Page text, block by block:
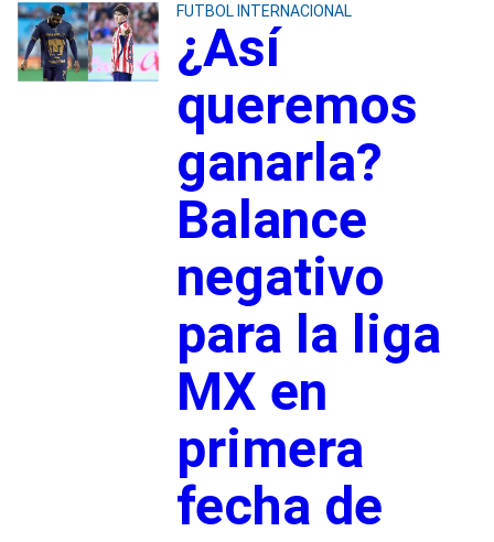
FUTBOL INTERNACIONAL
¿Así
queremos
ganarla?
Balance
negativo
para la liga
MX en
primera
fecha de